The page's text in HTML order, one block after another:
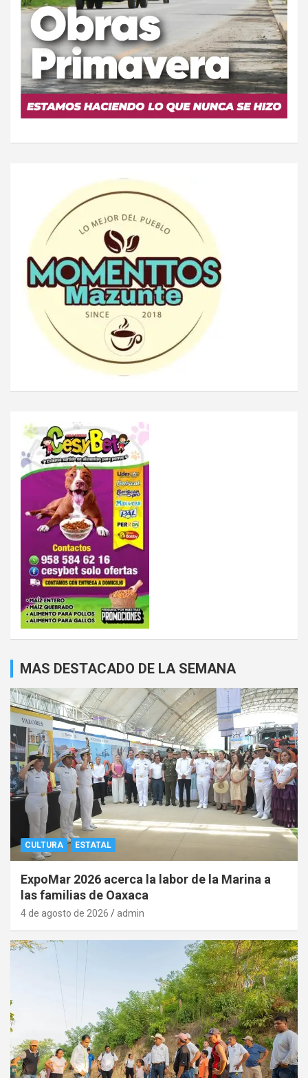
MAS DESTACADO DE LA SEMANA
CULTURA ESTATAL
ExpoMar 2026 acerca la labor de la Marina a
las familias de Oaxaca
4 de agosto de 2026 admin